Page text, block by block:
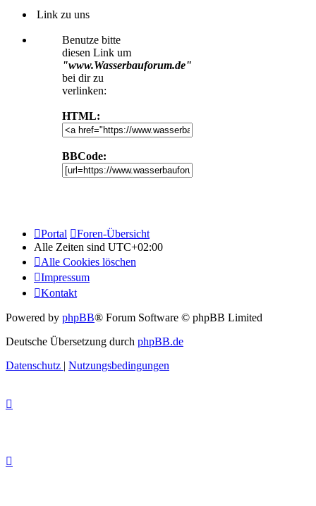
Link zu uns
Benutze bitte
diesen Link um
"www.Wasserbauforum.de"
bei dir zu
verlinken:
HTML:
BBCode:
Portal
Foren-Übersicht
Alle Zeiten sind UTC+02:00
Alle Cookies löschen
Impressum
Kontakt
Powered by phpBB® Forum Software © phpBB Limited
Deutsche Übersetzung durch phpBB.de
Datenschutz | Nutzungsbedingungen